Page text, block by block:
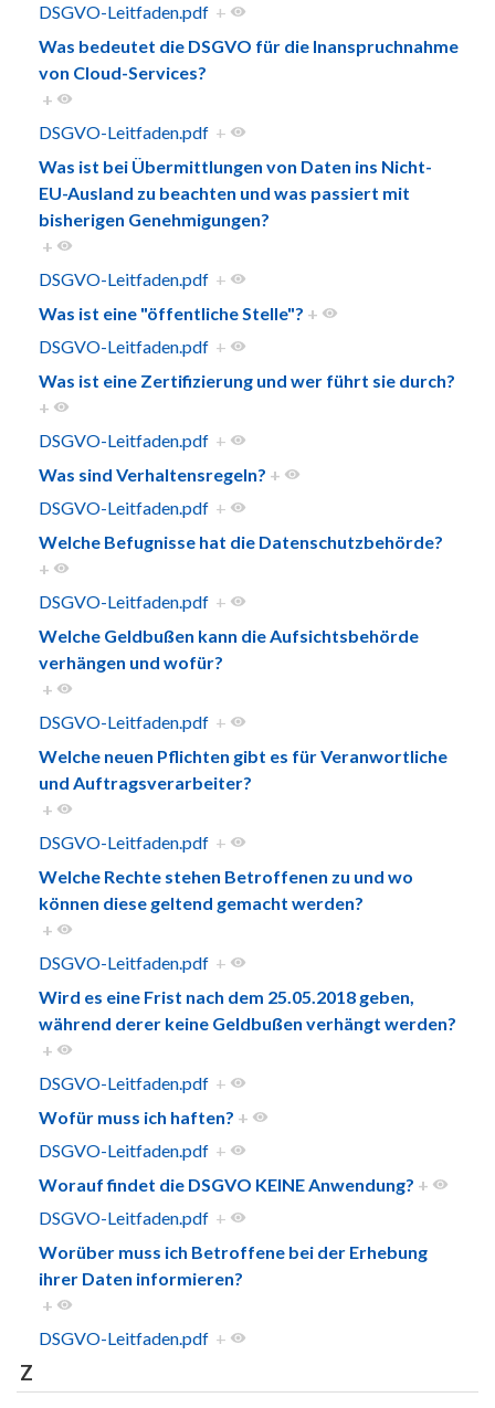
DSGVO-Leitfaden.pdf +
Was bedeutet die DSGVO für die Inanspruchnahme
von Cloud-Services?
+
DSGVO-Leitfaden.pdf +
Was ist bei Übermittlungen von Daten ins Nicht-
EU-Ausland zu beachten und was passiert mit
bisherigen Genehmigungen?
+
DSGVO-Leitfaden.pdf +
Was ist eine "öffentliche Stelle"? +
DSGVO-Leitfaden.pdf +
Was ist eine Zertifizierung und wer führt sie durch?
+
DSGVO-Leitfaden.pdf +
Was sind Verhaltensregeln? +
DSGVO-Leitfaden.pdf +
Welche Befugnisse hat die Datenschutzbehörde?
+
DSGVO-Leitfaden.pdf +
Welche Geldbußen kann die Aufsichtsbehörde
verhängen und wofür?
+
DSGVO-Leitfaden.pdf +
Welche neuen Pflichten gibt es für Veranwortliche
und Auftragsverarbeiter?
+
DSGVO-Leitfaden.pdf +
Welche Rechte stehen Betroffenen zu und wo
können diese geltend gemacht werden?
+
DSGVO-Leitfaden.pdf +
Wird es eine Frist nach dem 25.05.2018 geben,
während derer keine Geldbußen verhängt werden?
+
DSGVO-Leitfaden.pdf +
Wofür muss ich haften? +
DSGVO-Leitfaden.pdf +
Worauf findet die DSGVO KEINE Anwendung? +
DSGVO-Leitfaden.pdf +
Worüber muss ich Betroffene bei der Erhebung
ihrer Daten informieren?
+
DSGVO-Leitfaden.pdf +
Z